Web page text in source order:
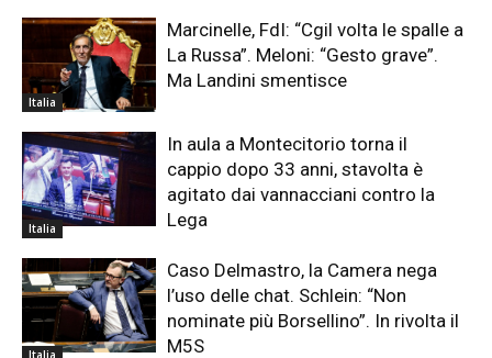
Italia
Marcinelle, FdI: “Cgil volta le spalle a
La Russa”. Meloni: “Gesto grave”.
Ma Landini smentisce
Italia
In aula a Montecitorio torna il
cappio dopo 33 anni, stavolta è
agitato dai vannacciani contro la
Lega
Italia
Caso Delmastro, la Camera nega
l’uso delle chat. Schlein: “Non
nominate più Borsellino”. In rivolta il
M5S